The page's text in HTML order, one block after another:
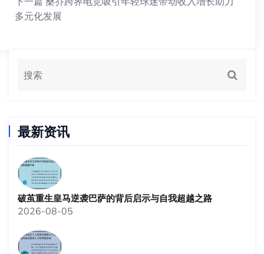
多元化发展
最新资讯
破茧重生皇马逆袭巴萨的背后启示与自我超越之路
2026-08-05